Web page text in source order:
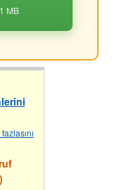
MB